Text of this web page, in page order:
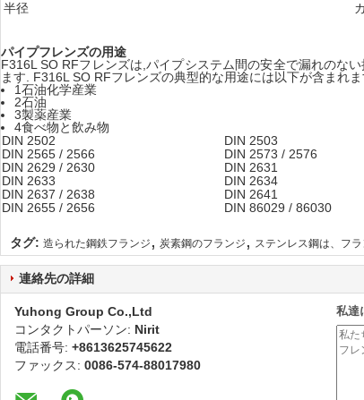
半径
パイプフレンズの用途
F316L SO RFフレンズは,パイプシステム間の安全で漏れのな
ます. F316L SO RFフレンズの典型的な用途には以下が含まれま
1石油化学産業
2石油
3製薬産業
4食べ物と飲み物
DIN 2502
DIN 2503
DIN 2565 / 2566
DIN 2573 / 2576
DIN 2629 / 2630
DIN 2631
DIN 2633
DIN 2634
DIN 2637 / 2638
DIN 2641
DIN 2655 / 2656
DIN 86029 / 86030
タグ: 造られた鋼鉄フランジ , 炭素鋼のフランジ , ステンレス鋼は、フラ
連絡先の詳細
Yuhong Group Co.,Ltd
コンタクトパーソン: Nirit
電話番号: +8613625745622
ファックス: 0086-574-88017980
私達